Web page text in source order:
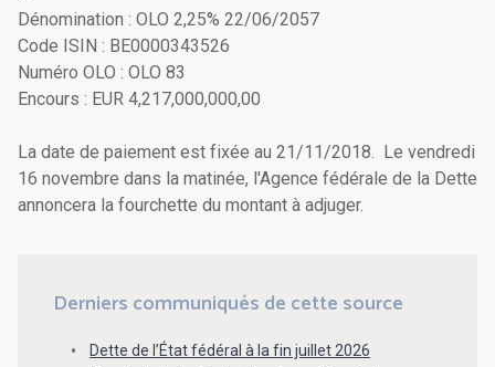
Dénomination : OLO 2,25% 22/06/2057
Code ISIN : BE0000343526
Numéro OLO : OLO 83
Encours : EUR 4,217,000,000,00
La date de paiement est fixée au 21/11/2018. Le vendredi
16 novembre dans la matinée, l'Agence fédérale de la Dette
annoncera la fourchette du montant à adjuger.
Derniers communiqués de cette source
Dette de l’État fédéral à la fin juillet 2026